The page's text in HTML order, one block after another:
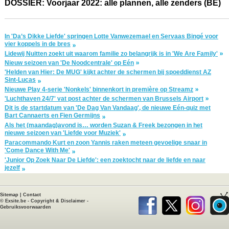
DOSSIER: Voorjaar 2022: alle plannen, alle zenders (BE)
In 'Da’s Dikke Liefde' springen Lotte Vanwezemael en Servaas Bingé voor
vier koppels in de bres
Lidewij Nuitten zoekt uit waarom familie zo belangrijk is in 'We Are Family'
Nieuw seizoen van 'De Noodcentrale' op Eén
'Helden van Hier: De MUG' kijkt achter de schermen bij spoeddienst AZ
Sint-Lucas
Nieuwe Play 4-serie 'Nonkels' binnenkort in première op Streamz
'Luchthaven 24/7' vat post achter de schermen van Brussels Airport
Dit is de startdatum van 'De Dag Van Vandaag', de nieuwe Eén-quiz met
Bart Cannaerts en Fien Germijns
Als het (maandag)avond is… worden Suzan & Freek bezongen in het
nieuwe seizoen van 'Liefde voor Muziek'
Paracommando Kurt en zoon Yannis raken meteen gevoelige snaar in
'Come Dance With Me'
'Junior Op Zoek Naar De Liefde': een zoektocht naar de liefde en naar
jezelf
Sitemap
Contact
© Exsite.be - Copyright & Disclaimer -
Gebruiksvoorwaarden